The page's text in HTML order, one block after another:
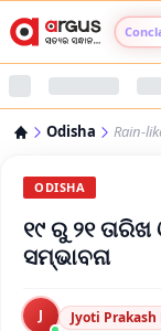
Odisha Rain-
ODISHA
୧୯ ରୁ ୨୧
ସମ୍ଭାବନା
J Jyoti